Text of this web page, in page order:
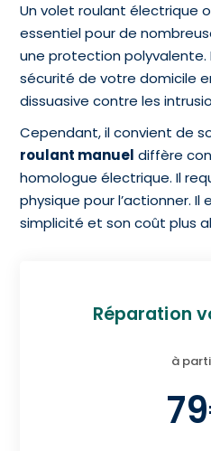
Un volet roulant électrique
essentiel pour de
une protection
sécurité de votre domicile
dissuasive contre les
Cependant, il convient de
roulant manuel diffère
homologue électrique. Il
physique pour l’actionner.
simplicité et son coût plus
Réparation
à